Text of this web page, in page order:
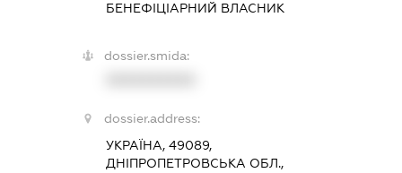
БЕНЕФІЦІАРНИЙ ВЛАСНИК
dossier.smida:
dossier.address:
УКРАЇНА, 49089,
ДНІПРОПЕТРОВСЬКА ОБЛ.,